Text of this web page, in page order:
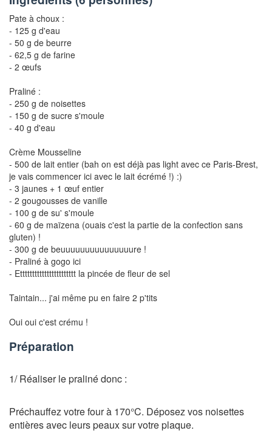
Pate à choux :
- 125 g d'eau
- 50 g de beurre
- 62,5 g de farine
- 2 œufs
Praliné :
- 250 g de noisettes
- 150 g de sucre s'moule
- 40 g d'eau
Crème Mousseline
- 500 de lait entier (bah on est déjà pas light avec ce Paris-Brest,
je vais commencer ici avec le lait écrémé !) :)
- 3 jaunes + 1 œuf entier
- 2 gougousses de vanille
- 100 g de su' s'moule
- 60 g de maïzena (ouais c'est la partie de la confection sans
gluten) !
- 300 g de beuuuuuuuuuuuuuuure !
- Praliné à gogo ici
- Ettttttttttttttttttttttt la pincée de fleur de sel
Taintain... j'ai même pu en faire 2 p'tits
Oui oui c'est crému !
Préparation
1/ Réaliser le praliné donc :
Préchauffez votre four à 170°C. Déposez vos noisettes
entières avec leurs peaux sur votre plaque.